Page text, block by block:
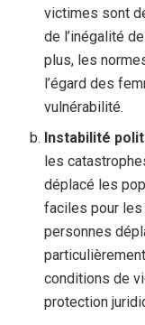
victimes sont
de l’inégalité
plus, les
l’égard des
vulnérabilité.
Instabilité
les
déplacé les
faciles pour
personnes
conditions de
protection